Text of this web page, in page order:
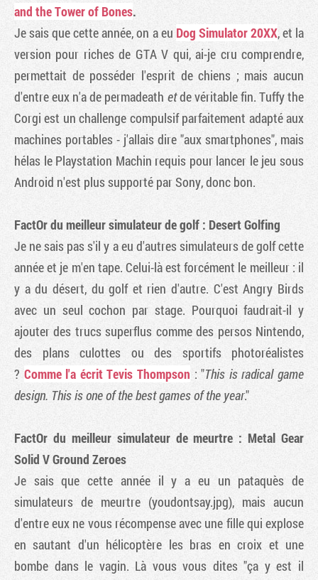
and the Tower of Bones.
Je sais que cette année, on a eu Dog Simulator 20XX, et la
version pour riches de GTA V qui, ai-je cru comprendre,
permettait de posséder l'esprit de chiens ; mais aucun
d'entre eux n'a de permadeath etde véritable fin. Tuffy the
Corgi est un challenge compulsif parfaitement adapté aux
machines portables - j'allais dire "aux smartphones", mais
hélas le Playstation Machin requis pour lancer le jeu sous
Android n'est plus supporté par Sony, donc bon.
FactOr du meilleur simulateur de golf : Desert Golfing
Je ne sais pas s'il y a eu d'autres simulateurs de golf cette
année et je m'en tape. Celui-là est forcément le meilleur : il
y a du désert, du golf et rien d'autre. C'est Angry Birds
avec un seul cochon par stage. Pourquoi faudrait-il y
ajouter des trucs superflus comme des persos Nintendo,
des plans culottes ou des sportifs photoréalistes
? Comme l'a écrit Tevis Thompson : "This is radical game
design. This is one of the best games of the year."
FactOr du meilleur simulateur de meurtre : Metal Gear
Solid V Ground Zeroes
Je sais que cette année il y a eu un pataquès de
simulateurs de meurtre (youdontsay.jpg), mais aucun
d'entre eux ne vous récompense avec une fille qui explose
en sautant d'un hélicoptère les bras en croix et une
bombe dans le vagin. Là vous vous dites "ça y est il